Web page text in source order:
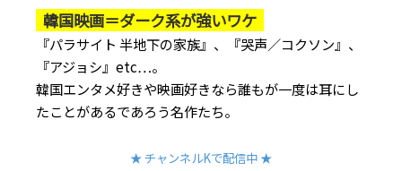
韓国映画＝ダーク系が強いワケ
『パラサイト 半地下の家族』、『哭声／コクソン』、
『アジョシ』etc…。
韓国エンタメ好きや映画好きなら誰もが一度は耳にし
たことがあるであろう名作たち。
★ チャンネルKで配信中 ★